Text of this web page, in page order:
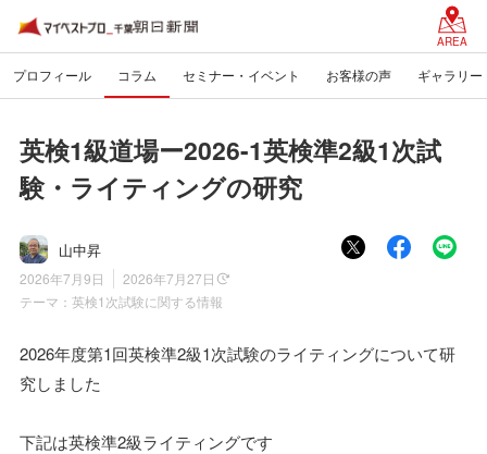
AREA
プロフィール コラム セミナー・イベント お客様の声 ギャラリー
英検1級道場ー2026-1英検準2級1次試
験・ライティングの研究
山中昇
2026年7月9日
2026年7月27日
テーマ： 英検1次試験に関する情報
2026年度第1回英検準2級1次試験のライティングについて研
究しました
下記は英検準2級ライティングです